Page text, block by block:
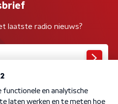
laatste radio nieuws?